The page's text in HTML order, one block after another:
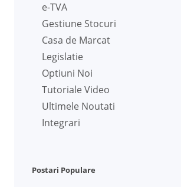
e-TVA
Gestiune Stocuri
Casa de Marcat
Legislatie
Optiuni Noi
Tutoriale Video
Ultimele Noutati
Integrari
Postari Populare